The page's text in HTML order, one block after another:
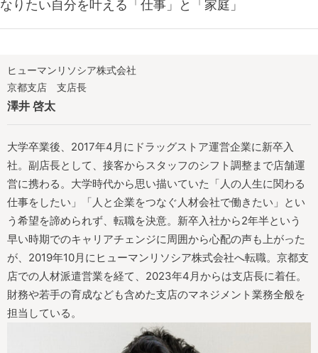
なりたい自分を叶える「仕事」と「家庭」
ヒューマンリソシア株式会社
京都支店 支店長
澤井 啓太
大学卒業後、2017年4月にドラッグストア運営企業に新卒入
社。副店長として、接客からスタッフのシフト調整まで店舗運
営に携わる。大学時代から思い描いていた「人の人生に関わる
仕事をしたい」「人と企業をつなぐ人材会社で働きたい」とい
う希望を諦められず、転職を決意。新卒入社から2年半という
早い時期でのキャリアチェンジに周囲から心配の声も上がった
が、2019年10月にヒューマンリソシア株式会社へ転職。京都支
店での人材派遣営業を経て、2023年4月からは支店長に着任。
財務や若手の育成なども含めた支店のマネジメント業務全般を
担当している。